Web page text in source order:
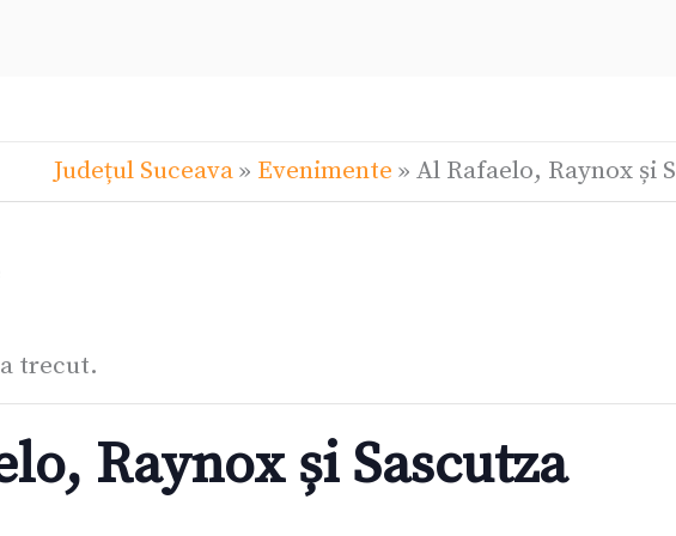
Județul Suceava» Evenimente » Al Rafaelo, Raynox și
trecut.
Raynox și Sascutza